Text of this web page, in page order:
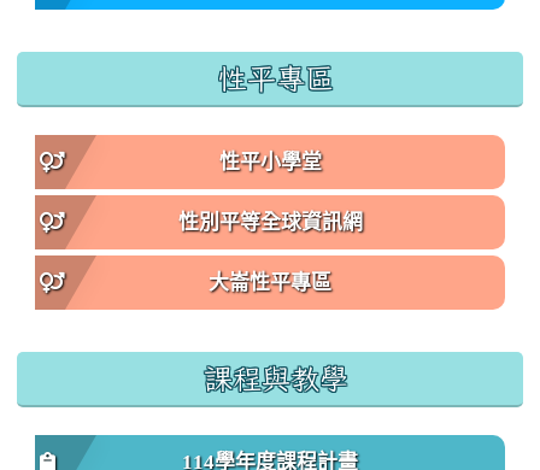
性平專區
性平小學堂
性別平等全球資訊網
大崙性平專區
課程與教學
114學年度課程計畫